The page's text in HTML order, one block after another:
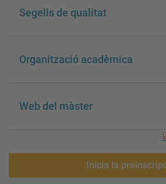
Segells de qualitat
Organització acadèmica
Web del màster
Inicia la